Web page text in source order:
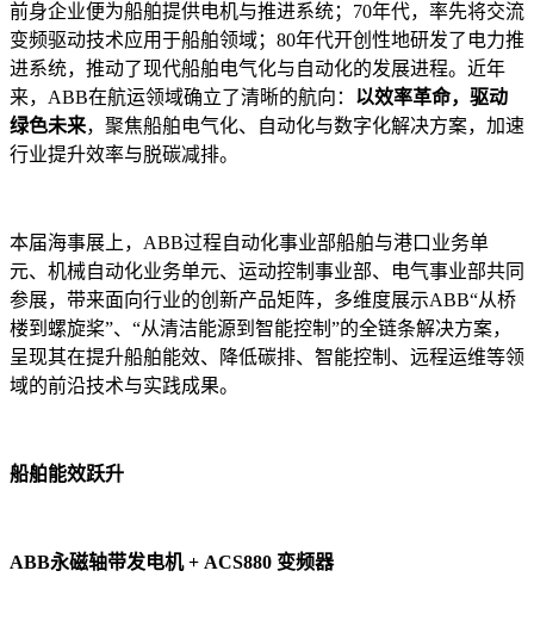
前身企业便为船舶提供电机与推进系统；70年代，率先将交流
变频驱动技术应用于船舶领域；80年代开创性地研发了电力推
进系统，推动了现代船舶电气化与自动化的发展进程。近年
来，ABB在航运领域确立了清晰的航向： 以效率革命，驱动
绿色未来，聚焦船舶电气化、自动化与数字化解决方案，加速
行业提升效率与脱碳减排。
本届海事展上，ABB过程自动化事业部船舶与港口业务单
元、机械自动化业务单元、运动控制事业部、电气事业部共同
参展，带来面向行业的创新产品矩阵，多维度展示ABB“从桥
楼到螺旋桨”、“从清洁能源到智能控制”的全链条解决方案，
呈现其在提升船舶能效、降低碳排、智能控制、远程运维等领
域的前沿技术与实践成果。
船舶能效跃升
ABB永磁轴带发电机 + ACS880 变频器